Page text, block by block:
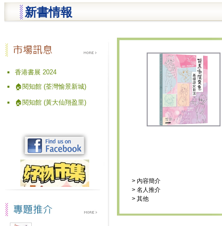
新書情報
香港書展 2024
🏠閱知館 (荃灣愉景新城)
🏠閱知館 (黃大仙翔盈里)
> 內容簡介
> 名人推介
> 其他